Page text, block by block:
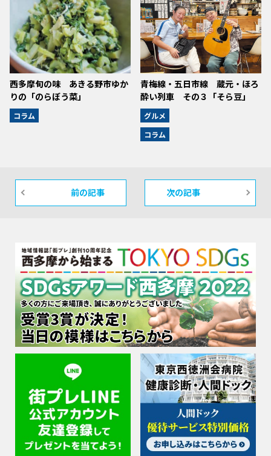
西多摩旬の味 あきる野市ゆか
りの「のらぼう菜」
コラム
青梅線・五日市線 蔵元・ほろ
酔い列車 その３「そら豆」
グルメ
コラム
前の記事 次の記事